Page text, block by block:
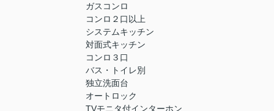
ガスコンロ
コンロ２口以上
システムキッチン
対面式キッチン
コンロ３口
バス・トイレ別
独立洗面台
オートロック
TVモニタ付インターホン